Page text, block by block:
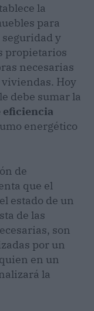
la
para
y
propietarios
necesarias
Hoy
debe sumar la
eficiencia
energético
de
que el
estado de un
de las
son
por un
en un
la